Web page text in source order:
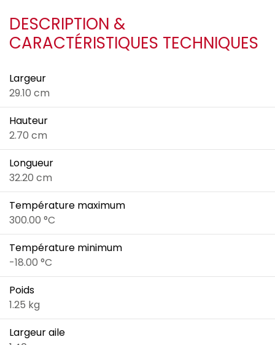
DESCRIPTION &
CARACTÉRISTIQUES TECHNIQUES
Largeur
29.10 cm
Hauteur
2.70 cm
Longueur
32.20 cm
Température maximum
300.00 °C
Température minimum
-18.00 °C
Poids
1.25 kg
Largeur aile